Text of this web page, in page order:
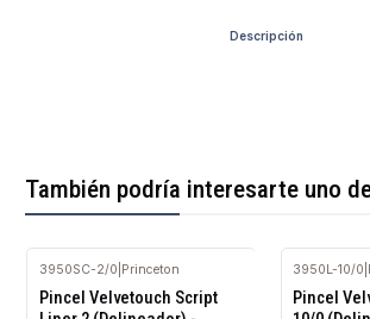
Descripción
También podría interesarte uno
3950SC-2/0 Princeton
Pincel Velvetouch Script
3950L-10/0
Pincel